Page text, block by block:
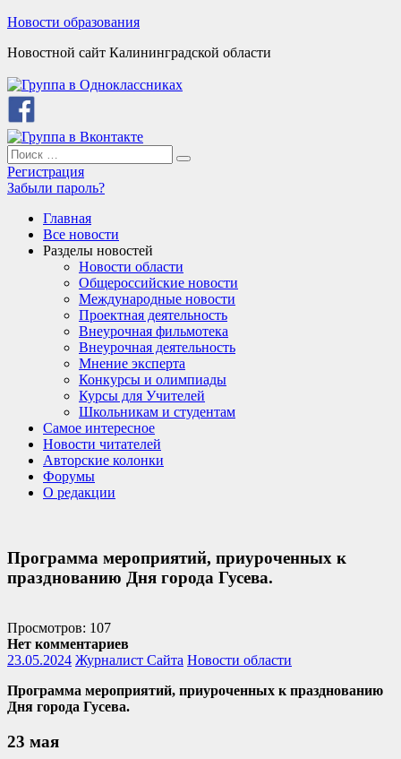
Skip
content
Новости образования
Новостной сайт Калининградской области
Search
for:
Search
Регистрация
Забыли пароль?
Главная
Все новости
Разделы новостей
Новости области
Общероссийские новости
Международные новости
Проектная деятельность
Внеурочная фильмотека
Внеурочная деятельность
Мнение эксперта
Конкурсы и олимпиады
Курсы для Учителей
Школьникам и студентам
Самое интересное
Новости читателей
Авторские колонки
Форумы
О редакции
Программа мероприятий, приуроченных к
празднованию Дня города Гусева.
Просмотров: 107
Нет комментариев
23.05.2024 Журналист Сайта Новости области
Программа мероприятий, приуроченных к празднованию
Дня города Гусева.
23 мая